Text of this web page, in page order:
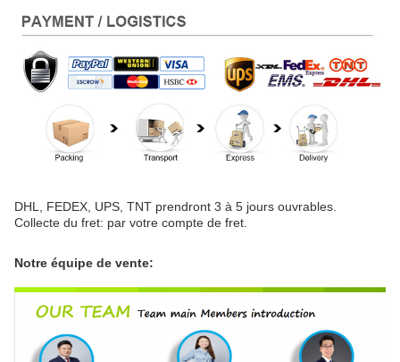
DHL, FEDEX, UPS, TNT prendront 3 à 5 jours ouvrables.
Collecte du fret: par votre compte de fret.
Notre équipe de vente: